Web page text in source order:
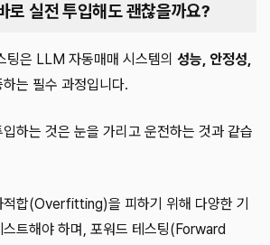
로 실전 투입해도 괜찮을까요?
팅은 LLM 자동매매 시스템의 성능, 안정성,
는 필수 과정입니다.
하는 것은 눈을 가리고 운전하는 것과 같습
적합(Overfitting)을 피하기 위해 다양한 기
스트해야 하며, 포워드 테스팅(Forward